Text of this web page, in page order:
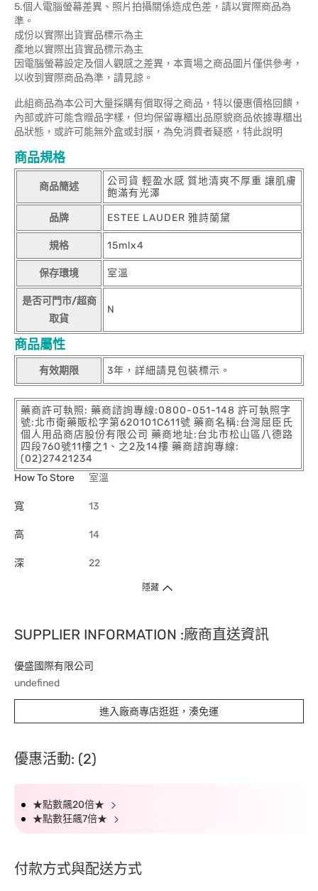
5.個人電腦螢幕差異、照片拍攝關係造成色差，請以實際商品為
準。
成份以實際出貨實品標示為主
產地以實際出貨實品標示為主
因電腦螢幕設定及個人觀感之差異，本賣場之商品圖片僅供參考，
以收到實際商品為準，請見諒。
此組商品為本公司大量採購有償取得之商品，特以優惠價格回饋，
內部或許可能含贈品字樣，但均保留專櫃出品原貌商品依據專櫃出
品狀態，或許可能無外盒或封膜，為免消費者疑惑，特此說明
商品規格
商品簡述
公司貨 輕盈水感 質地清爽不厚重 讓肌膚
飽滿有光澤
品牌 ESTEE LAUDER 雅詩蘭黛
規格 15mlx4
保存環境 室溫
是否可門市/超商
取貨
N
商品屬性
有效期限 3年，詳細請見包裝標示。
藥商許可執照: 藥商諮詢專線:0800-051-148 許可執照字
號:北市衛藥販松字第620101C611號 藥商名稱:台灣屈臣氏
個人用品商店股份有限公司 藥商地址:台北市松山區八德路
四段760號11樓之1、之2及14樓 藥商諮詢專線:
(02)27421234
How To Store
室溫
寬 13
高 14
深 22
隱藏
SUPPLIER INFORMATION :廠商直送資訊
優盛國際有限公司
undefined
進入廠商專店逛逛，湊免運
優惠活動: (2)
★點數飆20倍★
★點數狂飆7倍★
付款方式與配送方式